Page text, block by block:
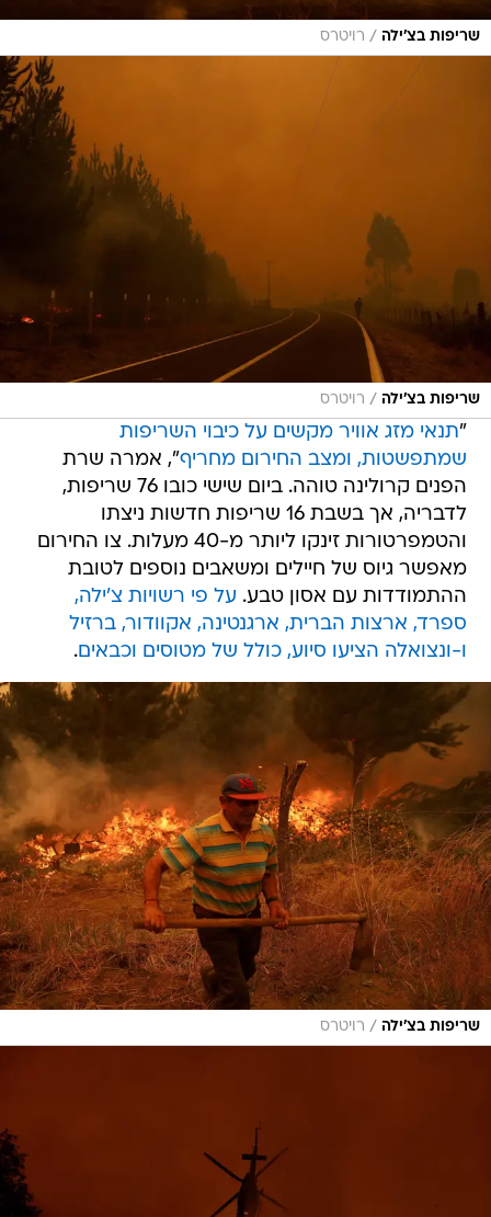
שריפות בצ'ילה / רויטרס
שריפות בצ'ילה / רויטרס
"תנאי מזג אוויר מקשים על כיבוי השריפות
שמתפשטות, ומצב החירום מחריף", אמרה שרת
הפנים קרולינה טוהה. ביום שישי כובו 76 שריפות,
לדבריה, אך בשבת 16 שריפות חדשות ניצתו
והטמפרטורות זינקו ליותר מ-40 מעלות. צו החירום
מאפשר גיוס של חיילים ומשאבים נוספים לטובת
ההתמודדות עם אסון טבע. על פי רשויות צ'ילה,
ספרד, ארצות הברית, ארגנטינה, אקוודור, ברזיל
ו-ונצואלה הציעו סיוע, כולל של מטוסים וכבאים.
שריפות בצ'ילה / רויטרס